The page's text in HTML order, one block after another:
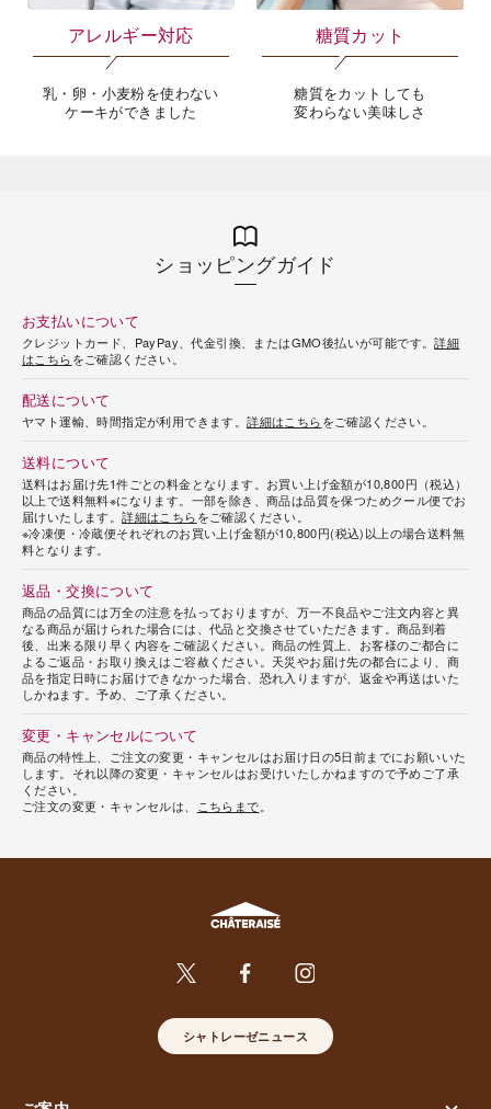
アレルギー対応
乳・卵・小麦粉を使わない
ケーキができました
糖質カット
糖質をカットしても
変わらない美味しさ
ショッピングガイド
お支払いについて
クレジットカード、PayPay、代金引換、またはGMO後払いが可能です。詳細
はこちらをご確認ください。
配送について
ヤマト運輸、時間指定が利用できます。詳細はこちらをご確認ください。
送料について
送料はお届け先1件ごとの料金となります。お買い上げ金額が10,800円（税込）
以上で送料無料※になります。一部を除き、商品は品質を保つためクール便でお
届けいたします。詳細はこちらをご確認ください。
※冷凍便・冷蔵便それぞれのお買い上げ金額が10,800円(税込)以上の場合送料無
料となります。
返品・交換について
商品の品質には万全の注意を払っておりますが、万一不良品やご注文内容と異
なる商品が届けられた場合には、代品と交換させていただきます。商品到着
後、出来る限り早く内容をご確認ください。商品の性質上、お客様のご都合に
よるご返品・お取り換えはご容赦ください。天災やお届け先の都合により、商
品を指定日時にお届けできなかった場合、恐れ入りますが、返金や再送はいた
しかねます。予め、ご了承ください。
変更・キャンセルについて
商品の特性上、ご注文の変更・キャンセルはお届け日の5日前までにお願いいた
します。それ以降の変更・キャンセルはお受けいたしかねますので予めご了承
ください。
ご注文の変更・キャンセルは、
こちらまで
シャトレーゼニュース